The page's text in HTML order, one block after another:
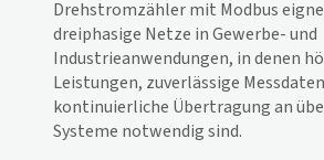
Drehstromzähler mit Modbus
dreiphasige Netze in Gewerbe- und
Industrieanwendungen, in denen
Leistungen, zuverlässige
kontinuierliche Übertragung an
Systeme notwendig sind.